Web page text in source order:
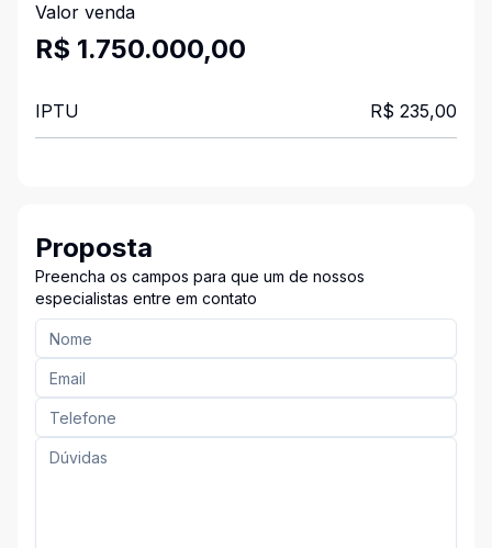
Valor venda
R$ 1.750.000,00
IPTU R$ 235,00
Proposta
Preencha os campos para que um de nossos
especialistas entre em contato